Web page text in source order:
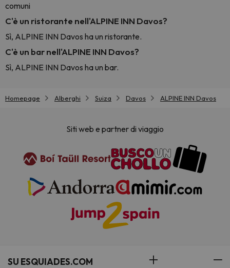
comuni
C'è un ristorante nell'ALPINE INN Davos?
Sì, ALPINE INN Davos ha un ristorante.
C'è un bar nell'ALPINE INN Davos?
Sì, ALPINE INN Davos ha un bar.
Homepage Alberghi Suiza Davos ALPINE INN Davos
Siti web e partner di viaggio
SU ESQUIADES.COM